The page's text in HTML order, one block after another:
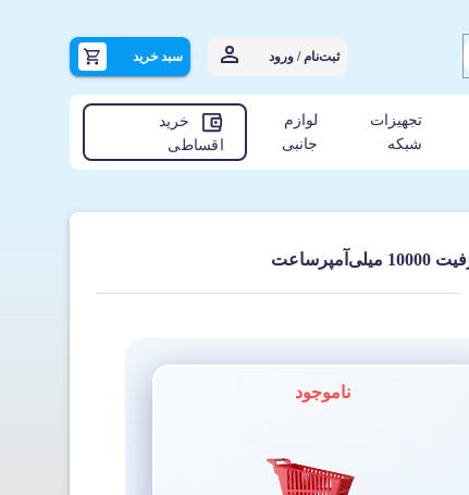
ثبت‌نام / ورود سبد خرید
تجهیزات
شبکه
لوازم
جانبی
خرید
اقساطی
ناموجود